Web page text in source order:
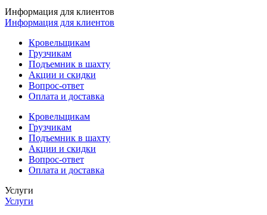
Информация для клиентов
Информация для клиентов
Кровельщикам
Грузчикам
Подъемник в шахту
Акции и скидки
Вопрос-ответ
Оплата и доставка
Кровельщикам
Грузчикам
Подъемник в шахту
Акции и скидки
Вопрос-ответ
Оплата и доставка
Услуги
Услуги